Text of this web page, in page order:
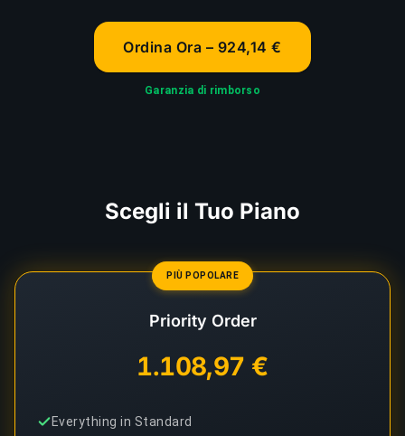
Ordina Ora – 924,14 €
Garanzia di rimborso
Scegli il Tuo Piano
PIÙ POPOLARE
Priority Order
1.108,97 €
Everything in Standard